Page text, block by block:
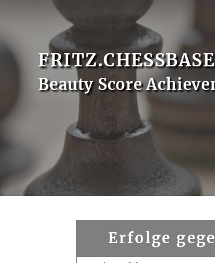
Beauty Score
Erfolge